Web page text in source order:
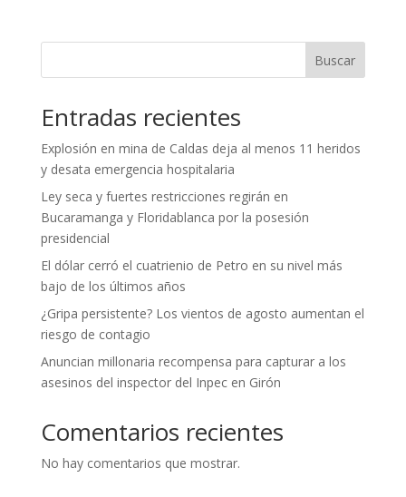
Buscar
Entradas recientes
Explosión en mina de Caldas deja al menos 11 heridos
y desata emergencia hospitalaria
Ley seca y fuertes restricciones regirán en
Bucaramanga y Floridablanca por la posesión
presidencial
El dólar cerró el cuatrienio de Petro en su nivel más
bajo de los últimos años
¿Gripa persistente? Los vientos de agosto aumentan el
riesgo de contagio
Anuncian millonaria recompensa para capturar a los
asesinos del inspector del Inpec en Girón
Comentarios recientes
No hay comentarios que mostrar.